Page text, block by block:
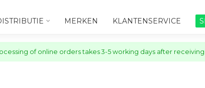
MERKEN KLANTENSERVICE
of online orders takes 3-5 working days after